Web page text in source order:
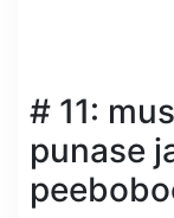
# 11:
punase